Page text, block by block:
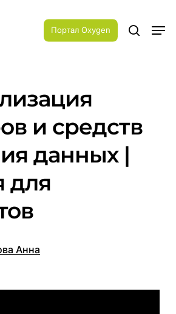
Портал Oxygen search
и средств
данных |
для
Анна